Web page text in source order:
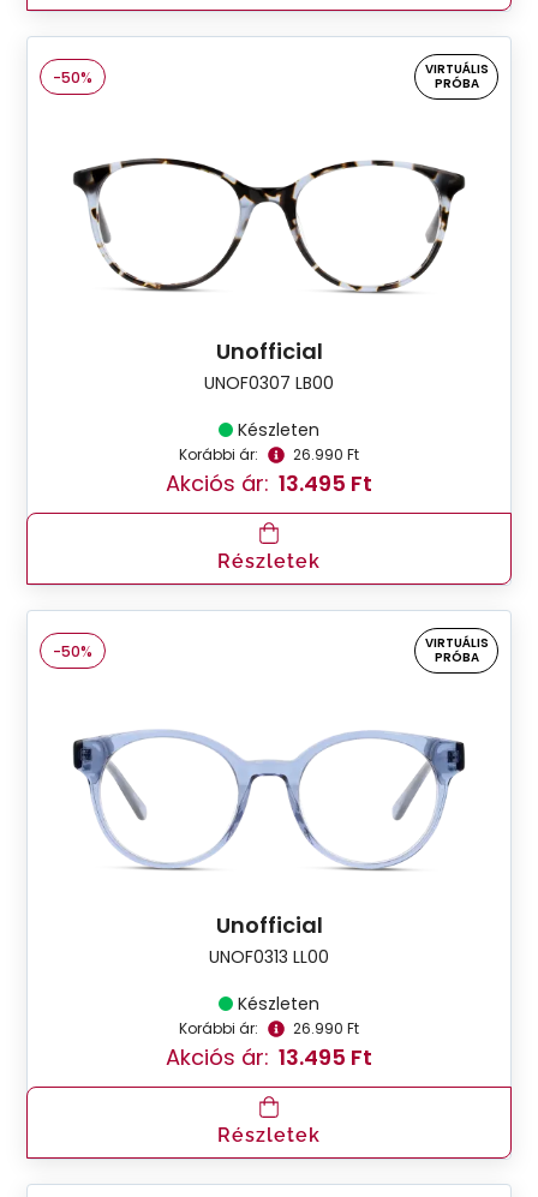
-50%
VIRTUÁLIS
PRÓBA
Unofficial
UNOF0307 LB00
Készleten
Korábbi ár: 26.990 Ft
Akciós ár: 13.495 Ft
Részletek
-50%
VIRTUÁLIS
PRÓBA
Unofficial
UNOF0313 LL00
Készleten
Korábbi ár: 26.990 Ft
Akciós ár: 13.495 Ft
Részletek